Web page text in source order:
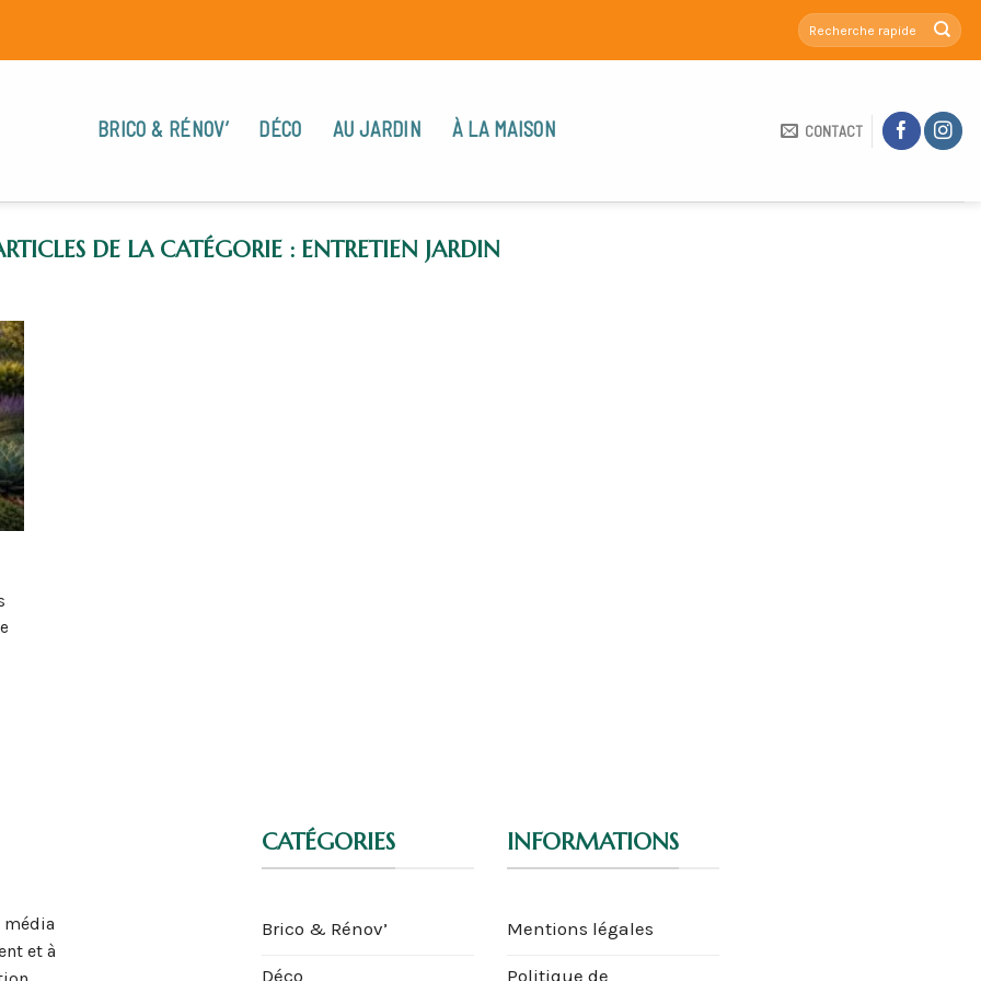
BRICO & RÉNOV’ DÉCO AU JARDIN À LA MAISON CONTACT
ENTRETIEN JARDIN
et à
CATÉGORIES
Brico & Rénov’
Déco
INFORMATIONS
Mentions légales
Politique de